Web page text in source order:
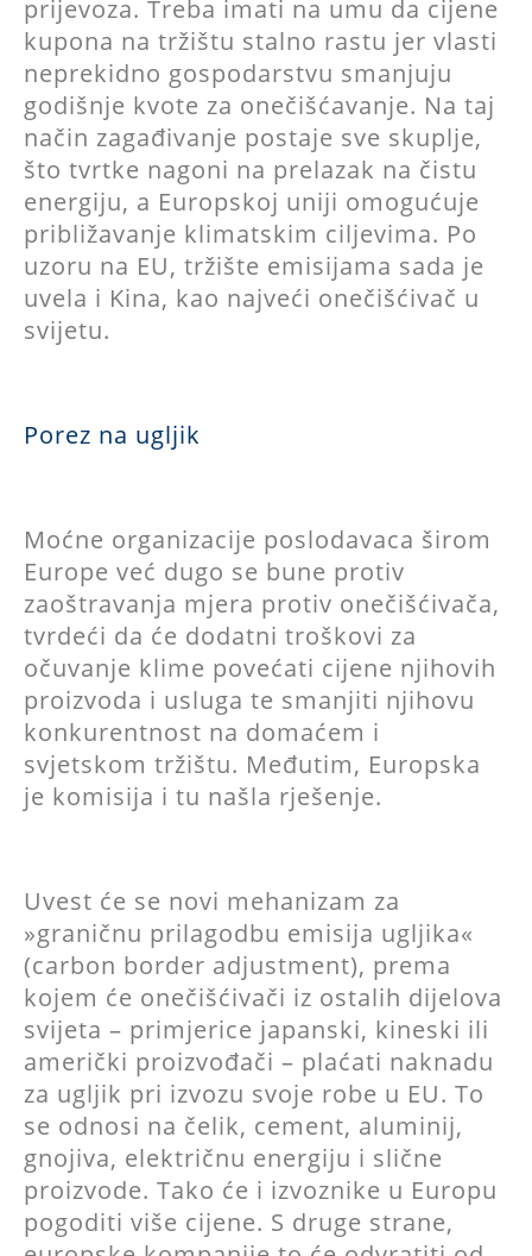
prijevoza. Treba imati na umu da cijene
kupona na tržištu stalno rastu jer vlasti
neprekidno gospodarstvu smanjuju
godišnje kvote za onečišćavanje. Na taj
način zagađivanje postaje sve skuplje,
što tvrtke nagoni na prelazak na čistu
energiju, a Europskoj uniji omogućuje
približavanje klimatskim ciljevima. Po
uzoru na EU, tržište emisijama sada je
uvela i Kina, kao najveći onečišćivač u
svijetu.
Porez na ugljik
Moćne organizacije poslodavaca širom
Europe već dugo se bune protiv
zaoštravanja mjera protiv onečišćivača,
tvrdeći da će dodatni troškovi za
očuvanje klime povećati cijene njihovih
proizvoda i usluga te smanjiti njihovu
konkurentnost na domaćem i
svjetskom tržištu. Međutim, Europska
je komisija i tu našla rješenje.
Uvest će se novi mehanizam za
»graničnu prilagodbu emisija ugljika«
(carbon border adjustment), prema
kojem će onečišćivači iz ostalih dijelova
svijeta – primjerice japanski, kineski ili
američki proizvođači – plaćati naknadu
za ugljik pri izvozu svoje robe u EU. To
se odnosi na čelik, cement, aluminij,
gnojiva, električnu energiju i slične
proizvode. Tako će i izvoznike u Europu
pogoditi više cijene. S druge strane,